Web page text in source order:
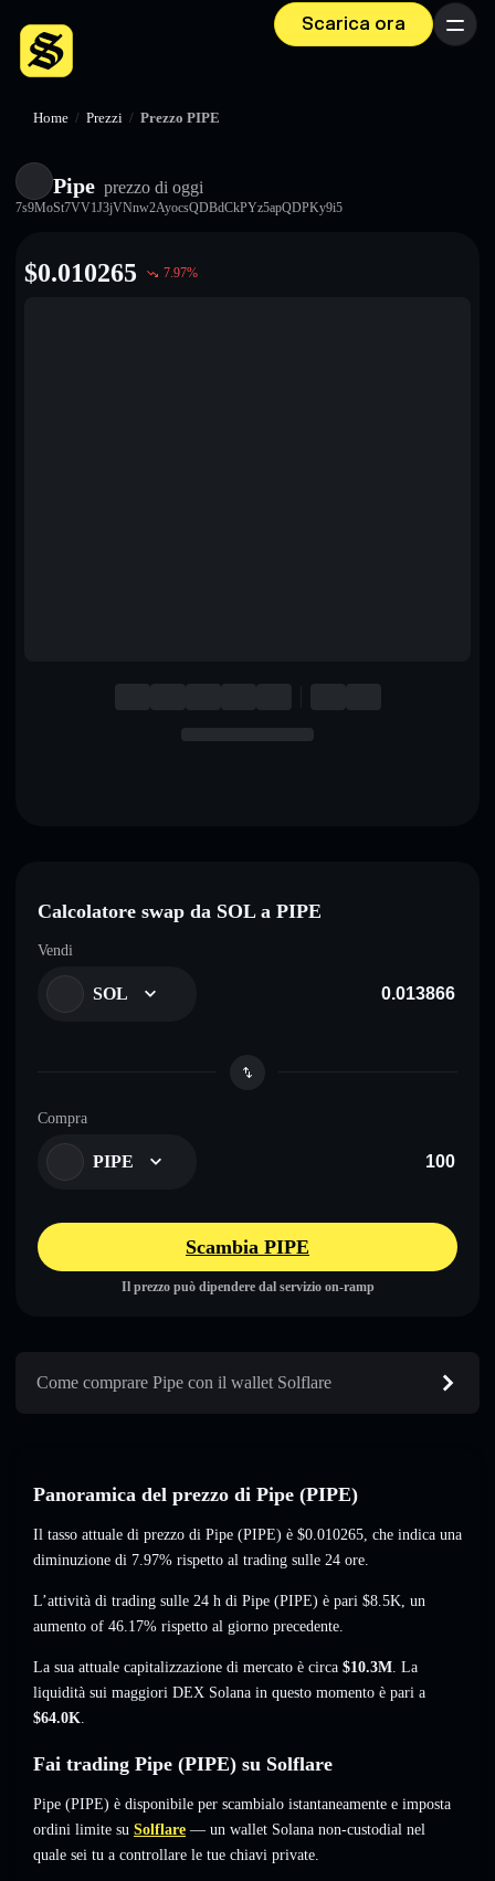
Scarica ora Menu
Home / Prezzi / Prezzo PIPE
Pipe prezzo di oggi
7s9MoSt7VV1J3jVNnw2AyocsQDBdCkPYz5apQDPKy9i5
$0.010265 7.97%
Calcolatore swap da SOL a PIPE
Vendi
SOL
Compra
PIPE
Scambia PIPE
Il prezzo può dipendere dal servizio on-ramp
Come comprare Pipe con il wallet Solflare
Panoramica del prezzo di Pipe (PIPE)
Il tasso attuale di prezzo di Pipe (PIPE) è $0.010265, che indica una
diminuzione di 7.97% rispetto al trading sulle 24 ore.
L’attività di trading sulle 24 h di Pipe (PIPE) è pari $8.5K, un
aumento of 46.17% rispetto al giorno precedente.
La sua attuale capitalizzazione di mercato è circa $10.3M. La
liquidità sui maggiori DEX Solana in questo momento è pari a
$64.0K.
Fai trading Pipe (PIPE) su Solflare
Pipe (PIPE) è disponibile per scambialo istantaneamente e imposta
ordini limite su Solflare — un wallet Solana non-custodial nel
quale sei tu a controllare le tue chiavi private.